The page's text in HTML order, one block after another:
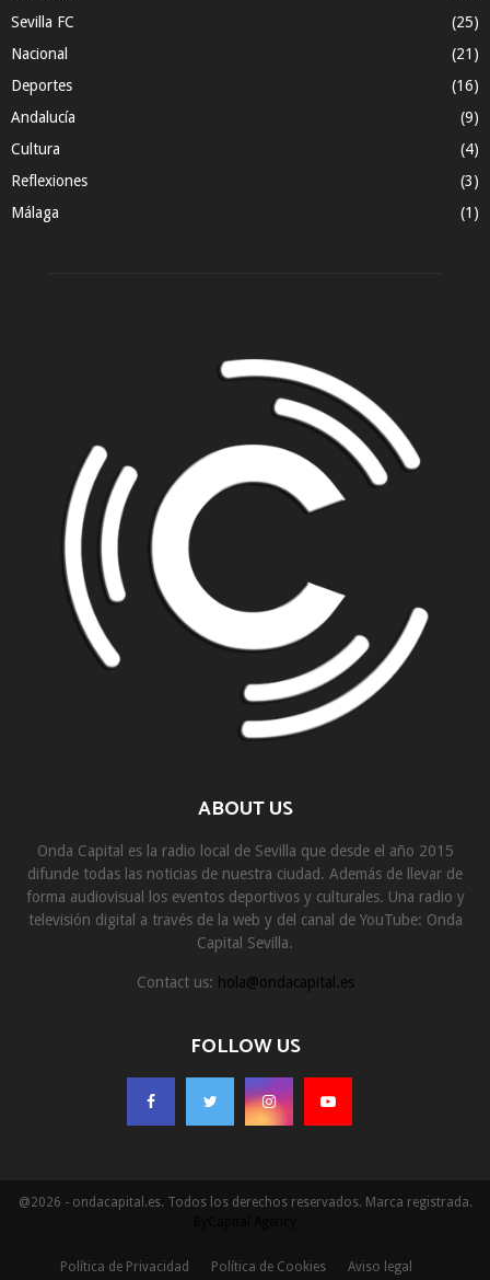
Sevilla FC
(25)
Nacional
(21)
Deportes
(16)
Andalucía
(9)
Cultura
(4)
Reflexiones
(3)
Málaga
(1)
ABOUT US
Onda Capital es la radio local de Sevilla que desde el año 2015
difunde todas las noticias de nuestra ciudad. Además de llevar de
forma audiovisual los eventos deportivos y culturales. Una radio y
televisión digital a través de la web y del canal de YouTube: Onda
Capital Sevilla.
Contact us: hola@ondacapital.es
FOLLOW US
@2026 - ondacapital.es. Todos los derechos reservados. Marca registrada.
Política de Privacidad Política de Cookies Aviso legal